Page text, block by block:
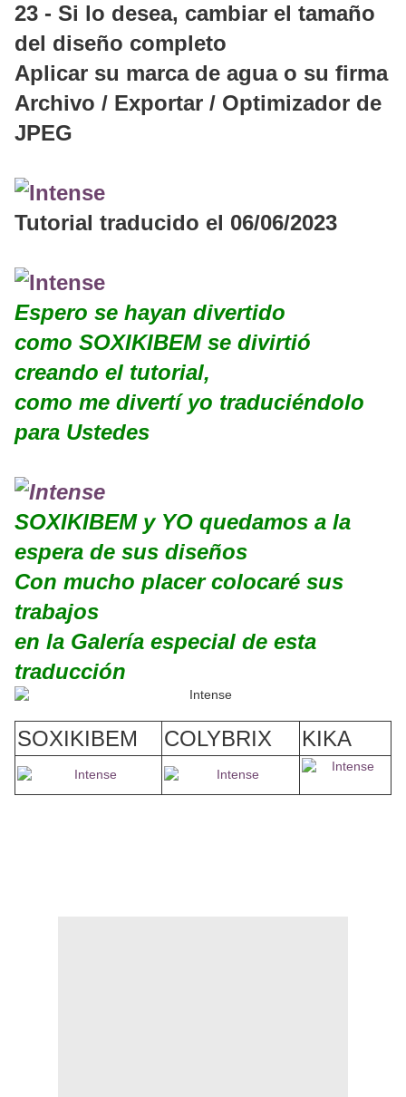
23 - Si lo desea, cambiar el tamaño
del diseño completo
Aplicar su marca de agua o su firma
Archivo / Exportar / Optimizador de
JPEG
Tutorial traducido el 06/06/2023
Espero se hayan divertido
como SOXIKIBEM se divirtió
creando el tutorial,
como me divertí yo traduciéndolo
para Ustedes
SOXIKIBEM y YO quedamos a la
espera de sus diseños
Con mucho placer colocaré sus
trabajos
en la Galería especial de esta
traducción
SOXIKIBEM COLYBRIX KIKA